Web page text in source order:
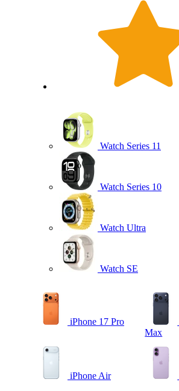
Watch Series 11
Watch Series 10
Watch Ultra
Watch SE
iPhone 17 Pro
Max
iPhone Air